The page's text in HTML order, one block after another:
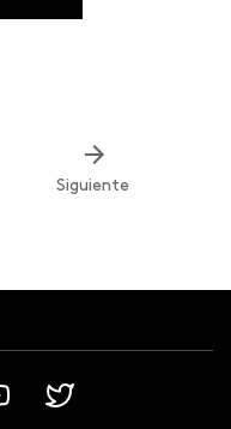
Siguiente